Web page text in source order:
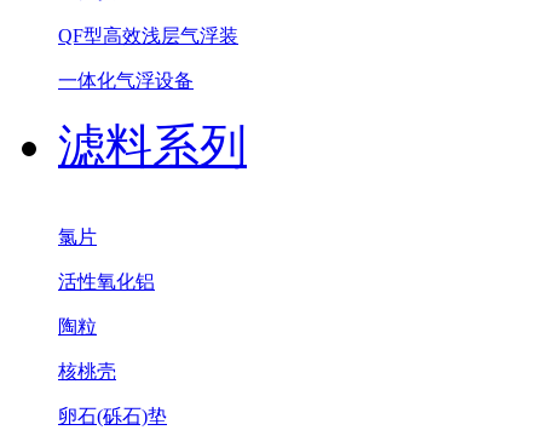
QF型高效浅层气浮装
一体化气浮设备
滤料系列
氯片
活性氧化铝
陶粒
核桃壳
卵石(砾石)垫